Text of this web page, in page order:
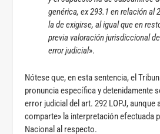
genérica, ex 293.1 en relación al
la de exigirse, al igual que en
previa valoración jurisdiccional
error judicial».
Nótese que, en esta sentencia, el
pronuncia específica y detenidamente
error judicial del art. 292 LOPJ, aunque
comparte» la interpretación efectuada
Nacional al respecto.